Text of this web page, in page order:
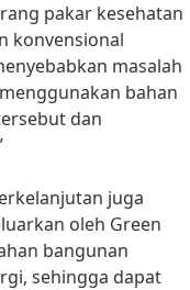
pakar kesehatan
konvensional
masalah
bahan
dan
juga
oleh Green
bangunan
sehingga dapat